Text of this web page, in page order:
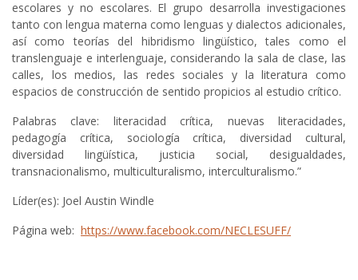
escolares y no escolares. El grupo desarrolla investigaciones
tanto con lengua materna como lenguas y dialectos adicionales,
así como teorías del hibridismo lingüístico, tales como el
translenguaje e interlenguaje, considerando la sala de clase, las
calles, los medios, las redes sociales y la literatura como
espacios de construcción de sentido propicios al estudio crítico.
Palabras clave: literacidad crítica, nuevas literacidades,
pedagogía crítica, sociología crítica, diversidad cultural,
diversidad lingüística, justicia social, desigualdades,
transnacionalismo, multiculturalismo, interculturalismo.”
Líder(es): Joel Austin Windle
Página web: https://www.facebook.com/NECLESUFF/